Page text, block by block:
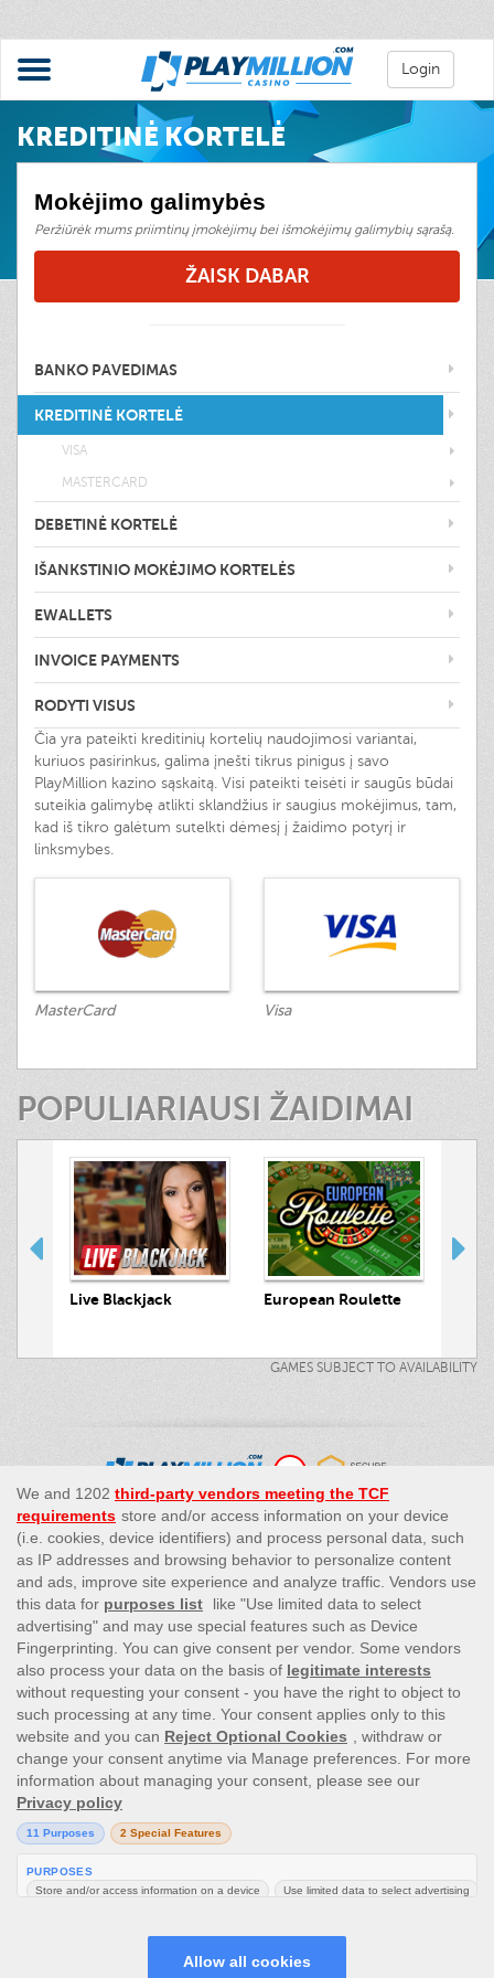
Login
KREDITINĖ KORTELĖ
Mokėjimo galimybės
Peržiūrėk mums priimtinų įmokėjimų bei išmokėjimų galimybių sąrašą.
ŽAISK DABAR
BANKO PAVEDIMAS
KREDITINĖ KORTELĖ
VISA
MASTERCARD
DEBETINĖ KORTELĖ
IŠANKSTINIO MOKĖJIMO KORTELĖS
EWALLETS
INVOICE PAYMENTS
RODYTI VISUS
Čia yra pateikti kreditinių kortelių naudojimosi variantai,
kuriuos pasirinkus, galima įnešti tikrus pinigus į savo
PlayMillion kazino sąskaitą. Visi pateikti teisėti ir saugūs būdai
suteikia galimybę atlikti sklandžius ir saugius mokėjimus, tam,
kad iš tikro galėtum sutelkti dėmesį į žaidimo potyrį ir
linksmybes.
MasterCard Visa
POPULIARIAUSI ŽAIDIMAI
Live Blackjack European Roulette
GAMES SUBJECT TO AVAILABILITY
This site’s operations are regulated by the Malta Gaming
Authority and is operated by Skill On Net Limited, Office 1/5297
Level G, Quantum House, 75, Abate Rigord Street, Ta’ Xbiex, XBX
1120, Malta, under the gaming license issued by the Malta
Gaming Authority (license number MGA/CRP/171/2009/01)
issued on 1 August 2018.
Gambling can be addictive, please play responsibly.
Please note that all game images and provider icons displayed on
the logout page are for illustrative purposes only. Some of the
games shown may not be live or available on the logged-in
platform for your country or account.